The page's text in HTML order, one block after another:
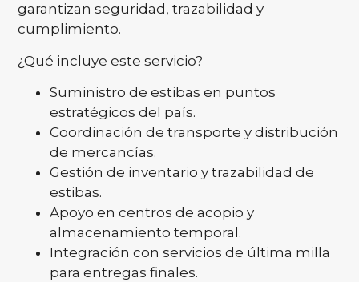
garantizan seguridad, trazabilidad y
cumplimiento.
¿Qué incluye este servicio?
Suministro de estibas en puntos
estratégicos del país.
Coordinación de transporte y distribución
de mercancías.
Gestión de inventario y trazabilidad de
estibas.
Apoyo en centros de acopio y
almacenamiento temporal.
Integración con servicios de última milla
para entregas finales.